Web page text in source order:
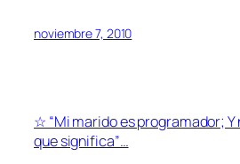
noviembre 7, 2010
☆ “Mi marido es programador; Y
que significa”…